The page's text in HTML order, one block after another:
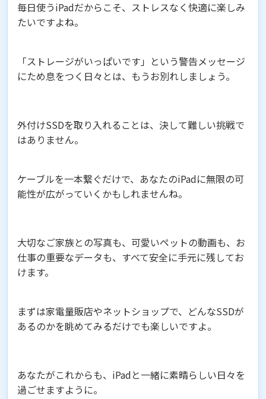
毎日使うiPadだからこそ、ストレスなく快適に楽しみ
たいですよね。
「ストレージがいっぱいです」という警告メッセージ
にため息をつく日々とは、もうお別れしましょう。
外付けSSDを取り入れることは、決して難しい挑戦で
はありません。
ケーブルを一本繋ぐだけで、あなたのiPadに無限の可
能性が広がっていくかもしれませんね。
大切なご家族との写真も、可愛いペットの動画も、お
仕事の重要なデータも、すべて安全に手元に残してお
けます。
まずは家電量販店やネットショップで、どんなSSDが
あるのかを眺めてみるだけでも楽しいですよ。
あなたがこれからも、iPadと一緒に素晴らしい日々を
過ごせますように。